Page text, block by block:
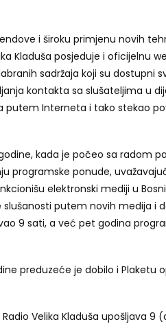
i široku primjenu novih
Kladuša posjeduje i oficijelnu
sadržaja koji su dostupni
kontakta sa slušateljima u
putem Interneta i tako stekao
kada je počeo sa radom
programske ponude,
elektronski mediji u
slušanosti putem novih medija i
9 sati, a već pet godina
preduzeće je dobilo i Plaketu
Velika Kladuša upošljava